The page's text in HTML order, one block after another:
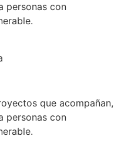
personas con
que acompañan,
personas con